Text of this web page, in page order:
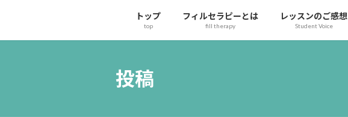
トップ
top
フィルセラピーとは
fill therapy
レッスンのご感想
Student Voice
投稿